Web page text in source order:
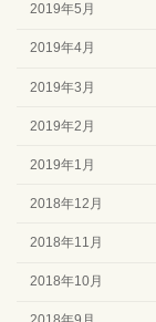
2019年5月
2019年4月
2019年3月
2019年2月
2019年1月
2018年12月
2018年11月
2018年10月